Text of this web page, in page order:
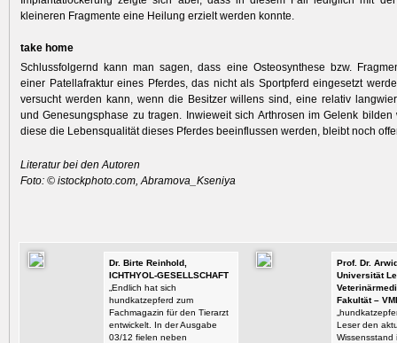
kleineren Fragmente eine Heilung erzielt werden konnte.
take home
Schlussfolgernd kann man sagen, dass eine Osteosynthese bzw.
einer Patellafraktur eines Pferdes, das nicht als Sportpferd eingesetzt
versucht werden kann, wenn die Besitzer willens sind, eine relativ
und Genesungsphase zu tragen. Inwieweit sich Arthrosen im Gelenk
diese die Lebensqualität dieses Pferdes beeinflussen werden, bleibt noch
Literatur bei den Autoren
Foto: © istockphoto.com, Abramova_Kseniya
Dr. Birte Reinhold,
ICHTHYOL-GESELLSCHAFT
„Endlich hat sich
hundkatzepferd zum
Fachmagazin für den Tierarzt
entwickelt. In der Ausgabe
03/12 fielen neben
Prof. Dr.
Universität
Fakultät –
Leser den
Wissensstand